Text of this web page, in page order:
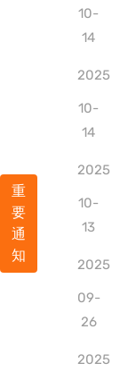
10-
14
2025
10-
14
2025
10-
13
2025
09-
26
2025
重
要
通
知